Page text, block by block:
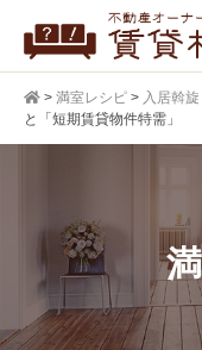
> 満室レシピ > 入居斡
と「短期賃貸物件特需」